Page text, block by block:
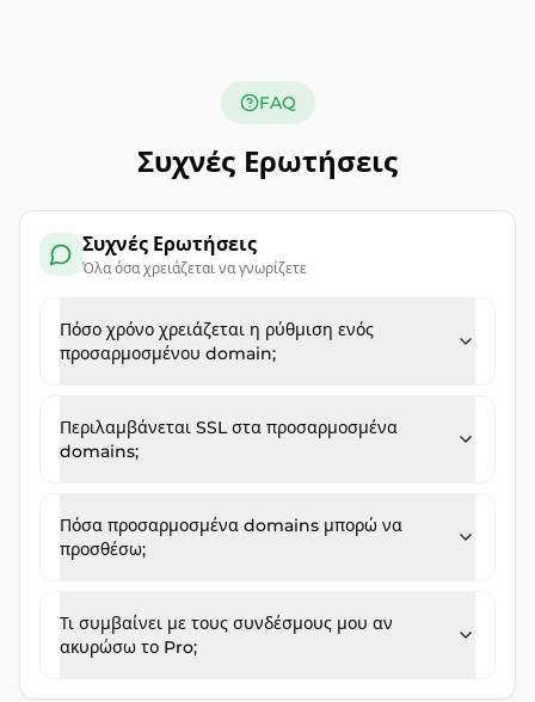
FAQ
Συχνές Ερωτήσεις
Συχνές Ερωτήσεις
Όλα όσα χρειάζεται να γνωρίζετε
Πόσο χρόνο χρειάζεται η ρύθμιση ενός
προσαρμοσμένου domain;
Περιλαμβάνεται SSL στα προσαρμοσμένα
domains;
Πόσα προσαρμοσμένα domains μπορώ να
προσθέσω;
Τι συμβαίνει με τους συνδέσμους μου αν
ακυρώσω το Pro;